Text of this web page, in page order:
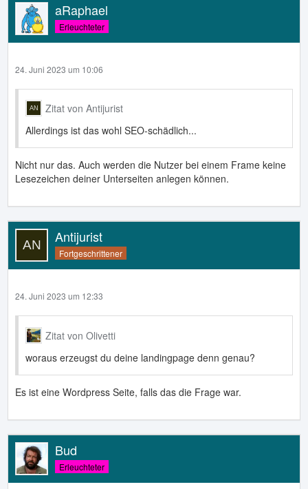
aRaphael
Erleuchteter
24. Juni 2023 um 10:06
Zitat von Antijurist
Allerdings ist das wohl SEO-schädlich...
Nicht nur das. Auch werden die Nutzer bei einem Frame keine
Lesezeichen deiner Unterseiten anlegen können.
Antijurist
Fortgeschrittener
24. Juni 2023 um 12:33
Zitat von Olivetti
woraus erzeugst du deine landingpage denn genau?
Es ist eine Wordpress Seite, falls das die Frage war.
Bud
Erleuchteter